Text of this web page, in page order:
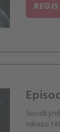
nálezu